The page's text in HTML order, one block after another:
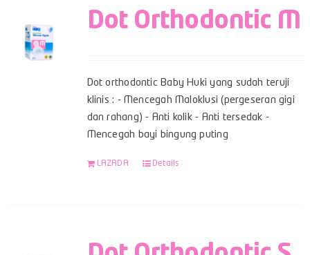
Dot Orthodontic M
Dot orthodontic Baby Huki yang sudah teruji
klinis : - Mencegah Maloklusi (pergeseran gigi
dan rahang) - Anti kolik - Anti tersedak -
Mencegah bayi bingung puting
LAZADA Details